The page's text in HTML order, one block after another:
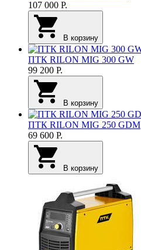
107 000 Р.
В корзину
ПТК RILON MIG 300 GW
99 200 Р.
В корзину
ПТК RILON MIG 250 GDM
69 600 Р.
В корзину